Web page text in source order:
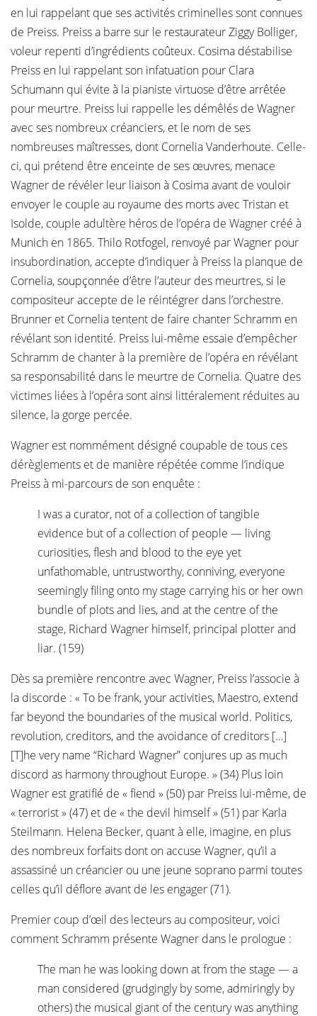
en lui rappelant que ses activités criminelles sont connues
de Preiss. Preiss a barre sur le restaurateur Ziggy Bolliger,
voleur repenti d’ingrédients coûteux. Cosima déstabilise
Preiss en lui rappelant son infatuation pour Clara
Schumann qui évite à la pianiste virtuose d’être arrêtée
pour meurtre. Preiss lui rappelle les démêlés de Wagner
avec ses nombreux créanciers, et le nom de ses
nombreuses maîtresses, dont Cornelia Vanderhoute. Celle-
ci, qui prétend être enceinte de ses œuvres, menace
Wagner de révéler leur liaison à Cosima avant de vouloir
envoyer le couple au royaume des morts avec Tristan et
Isolde, couple adultère héros de l’opéra de Wagner créé à
Munich en 1865. Thilo Rotfogel, renvoyé par Wagner pour
insubordination, accepte d’indiquer à Preiss la planque de
Cornelia, soupçonnée d’être l’auteur des meurtres, si le
compositeur accepte de le réintégrer dans l’orchestre.
Brunner et Cornelia tentent de faire chanter Schramm en
révélant son identité. Preiss lui-même essaie d’empêcher
Schramm de chanter à la première de l’opéra en révélant
sa responsabilité dans le meurtre de Cornelia. Quatre des
victimes liées à l’opéra sont ainsi littéralement réduites au
silence, la gorge percée.
Wagner est nommément désigné coupable de tous ces
dérèglements et de manière répétée comme l’indique
Preiss à mi-parcours de son enquête :
I was a curator, not of a collection of tangible
evidence but of a collection of people — living
curiosities, flesh and blood to the eye yet
unfathomable, untrustworthy, conniving, everyone
seemingly filing onto my stage carrying his or her own
bundle of plots and lies, and at the centre of the
stage, Richard Wagner himself, principal plotter and
liar. (159)
Dès sa première rencontre avec Wagner, Preiss l’associe à
la discorde : « To be frank, your activities, Maestro, extend
far beyond the boundaries of the musical world. Politics,
revolution, creditors, and the avoidance of creditors […]
[T]he very name “Richard Wagner” conjures up as much
discord as harmony throughout Europe. » (34) Plus loin
Wagner est gratifié de « fiend » (50) par Preiss lui-même, de
« terrorist » (47) et de « the devil himself » (51) par Karla
Steilmann. Helena Becker, quant à elle, imagine, en plus
des nombreux forfaits dont on accuse Wagner, qu’il a
assassiné un créancier ou une jeune soprano parmi toutes
celles qu’il déflore avant de les engager (71).
Premier coup d’œil des lecteurs au compositeur, voici
comment Schramm présente Wagner dans le prologue :
The man he was looking down at from the stage — a
man considered (grudgingly by some, admiringly by
others) the musical giant of the century was anything